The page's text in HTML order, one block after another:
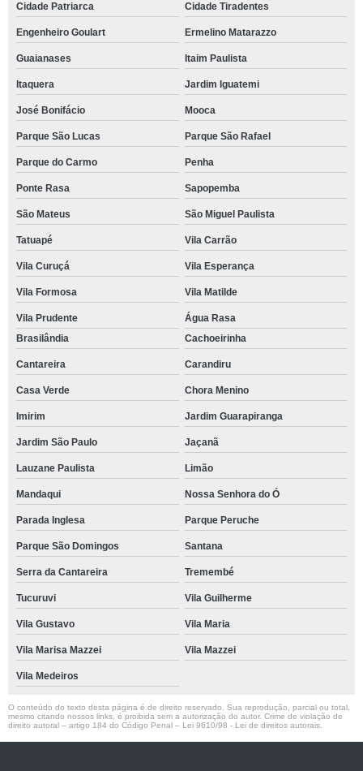
Cidade Patriarca Cidade Tiradentes
Engenheiro Goulart Ermelino Matarazzo
Guaianases Itaim Paulista
Itaquera Jardim Iguatemi
José Bonifácio Mooca
Parque São Lucas Parque São Rafael
Parque do Carmo Penha
Ponte Rasa Sapopemba
São Mateus São Miguel Paulista
Tatuapé Vila Carrão
Vila Curuçá Vila Esperança
Vila Formosa Vila Matilde
Vila Prudente
Água Rasa
Brasilândia
Cachoeirinha
Cantareira Carandiru
Casa Verde Chora Menino
Imirim Jardim Guarapiranga
Jardim São Paulo Jaçanã
Lauzane Paulista Limão
Mandaqui Nossa Senhora do Ó
Parada Inglesa Parque Peruche
Parque São Domingos Santana
Serra da Cantareira Tremembé
Tucuruvi Vila Guilherme
Vila Gustavo Vila Maria
Vila Marisa Mazzei Vila Mazzei
Vila Medeiros
O conteúdo do texto desta página é de direito reservado. Sua reprodução, parcial ou total,
mesmo citando nossos links, é proibida sem a autorização do autor. Crime de violação de
direito autoral – artigo 184 do Código Penal – Lei 9610/98 - Lei de direitos autorais